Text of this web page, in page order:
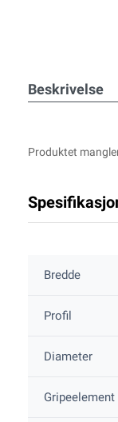
Beskrivelse
Produktet
Bredde
Profil
Diameter
Gripeelement